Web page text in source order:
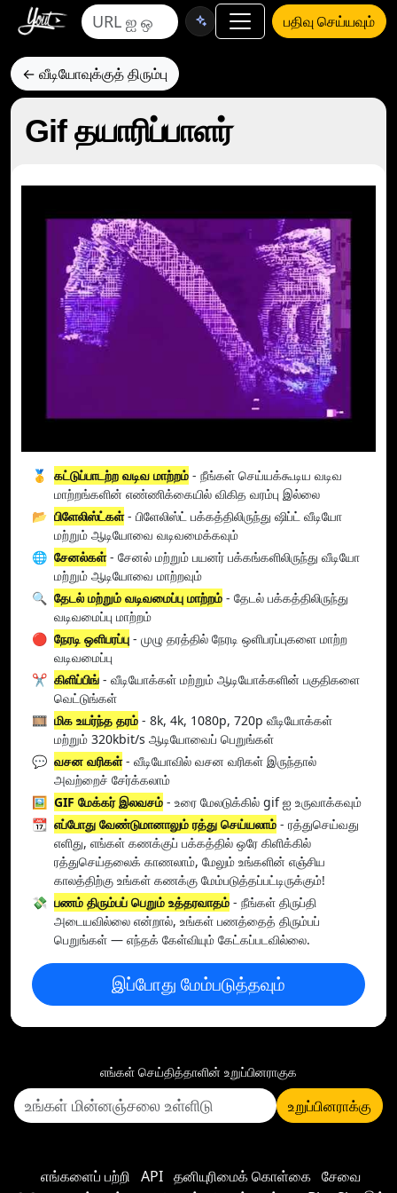
பதிவு செய்யவும்
← வீடியோவுக்குத் திரும்பு
Gif தயாரிப்பாளர்
🥇 கட்டுப்பாடற்ற வடிவ மாற்றம் - நீங்கள் செய்யக்கூடிய வடிவ
மாற்றங்களின் எண்ணிக்கையில் விகித வரம்பு இல்லை
📂 பிளேலிஸ்ட்கள்- பிளேலிஸ்ட் பக்கத்திலிருந்து ஷிப்ட் வீடியோ
மற்றும் ஆடியோவை வடிவமைக்கவும்
🌐 சேனல்கள்- சேனல் மற்றும் பயனர் பக்கங்களிலிருந்து வீடியோ
மற்றும் ஆடியோவை மாற்றவும்
🔍 தேடல் மற்றும் வடிவமைப்பு மாற்றம் - தேடல் பக்கத்திலிருந்து
வடிவமைப்பு மாற்றம்
🔴 நேரடி ஒளிபரப்பு - முழு தரத்தில் நேரடி ஒளிபரப்புகளை மாற்ற
வடிவமைப்பு
✂️ கிளிப்பிங் - வீடியோக்கள் மற்றும் ஆடியோக்களின் பகுதிகளை
வெட்டுங்கள்
🎞️ மிக உயர்ந்த தரம் - 8k, 4k, 1080p, 720p வீடியோக்கள்
மற்றும் 320kbit/s ஆடியோவைப் பெறுங்கள்
💬 வசன வரிகள்- வீடியோவில் வசன வரிகள் இருந்தால்
அவற்றைச் சேர்க்கலாம்
🖼️ GIF மேக்கர் இலவசம் - உரை மேலடுக்கில் gif ஐ உருவாக்கவும்
📆 எப்போது வேண்டுமானாலும் ரத்து செய்யலாம் - ரத்துசெய்வது
எளிது, எங்கள் கணக்குப் பக்கத்தில் ஒரே கிளிக்கில்
ரத்துசெய்தலைக் காணலாம், மேலும் உங்களின் எஞ்சிய
காலத்திற்கு உங்கள் கணக்கு மேம்படுத்தப்பட்டிருக்கும்!
💸 பணம் திரும்பப் பெறும் உத்தரவாதம் - நீங்கள் திருப்தி
அடையவில்லை என்றால், உங்கள் பணத்தைத் திரும்பப்
பெறுங்கள் — எந்தக் கேள்வியும் கேட்கப்படவில்லை.
இப்போது மேம்படுத்தவும்
எங்கள் செய்தித்தாளின் உறுப்பினராகுக
உறுப்பினராக்கு
எங்களைப் பற்றி API தனியுரிமைக் கொள்கை சேவை